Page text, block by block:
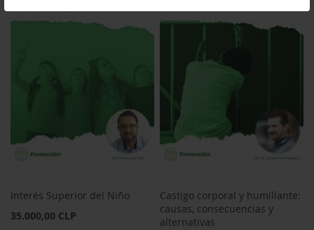
Interés Superior del Niño
35.000,00 CLP
Castigo corporal y humillante:
causas, consecuencias y
alternativas